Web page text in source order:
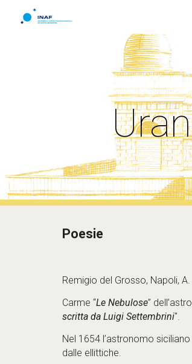
Poesie
Remigio del Grosso, Napoli,
Carme “Le Nebulose”
scritta da Luigi Settembrini".
Nel 1654 l’astronomo
dalle ellittiche.